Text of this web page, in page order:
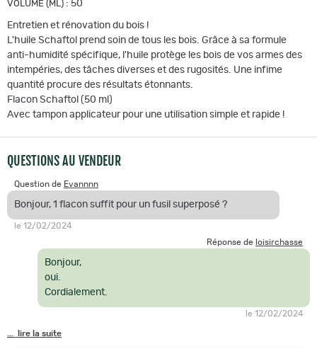
VOLUME (ML) : 50
Entretien et rénovation du bois !
L'huile Schaftol prend soin de tous les bois. Grâce à sa formule
anti-humidité spécifique, l'huile protège les bois de vos armes des
intempéries, des tâches diverses et des rugosités. Une infime
quantité procure des résultats étonnants.
Flacon Schaftol (50 ml)
Avec tampon applicateur pour une utilisation simple et rapide !
QUESTIONS AU VENDEUR
Question de Evannnn
Bonjour, 1 flacon suffit pour un fusil superposé ?
le 12/02/2024
Réponse de loisirchasse
Bonjour,
oui.
Cordialement.
le 12/02/2024
... lire la suite